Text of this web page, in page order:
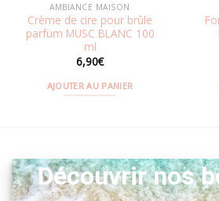
AMBIANCE MAISON
Crème de cire pour brûle
parfum MUSC BLANC 100
ml
6,90€
AJOUTER AU PANIER
Découvrir nos